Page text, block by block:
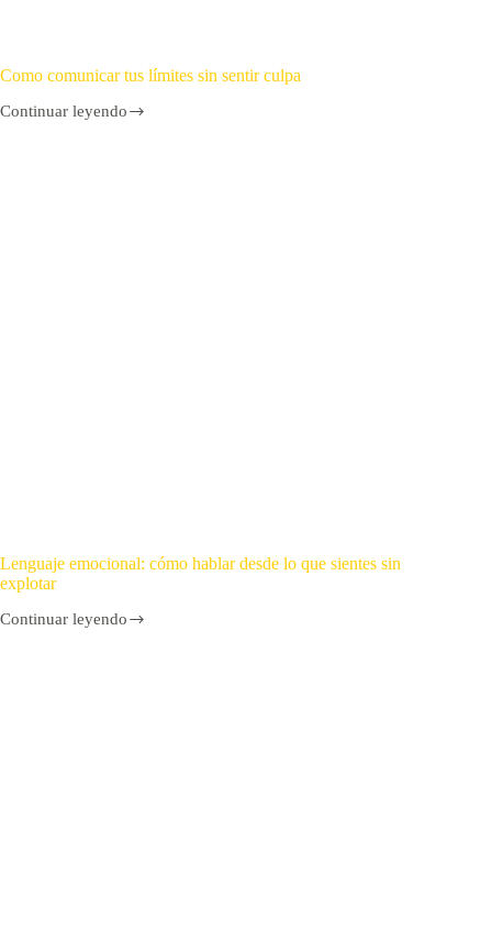
Como comunicar tus límites sin sentir culpa
Continuar leyendo
Lenguaje emocional: cómo hablar desde lo que sientes sin
explotar
Continuar leyendo